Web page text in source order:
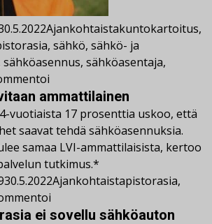
Ajankohtaistakuntokartoitus,
, sähkö, sähkö- ja
sähköasennus, sähköasentaja,
ammattilainen
vuotiaista 17 prosenttia uskoo, että
saavat tehdä sähköasennuksia.
samaa LVI-ammattilaisista, kertoo
tutkimus.*
30.5.2022Ajankohtaistapistorasia,
ei sovellu sähköauton